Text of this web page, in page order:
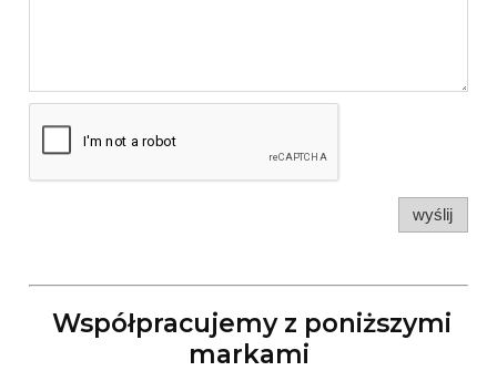
wyślij
Współpracujemy z poniższymi
markami